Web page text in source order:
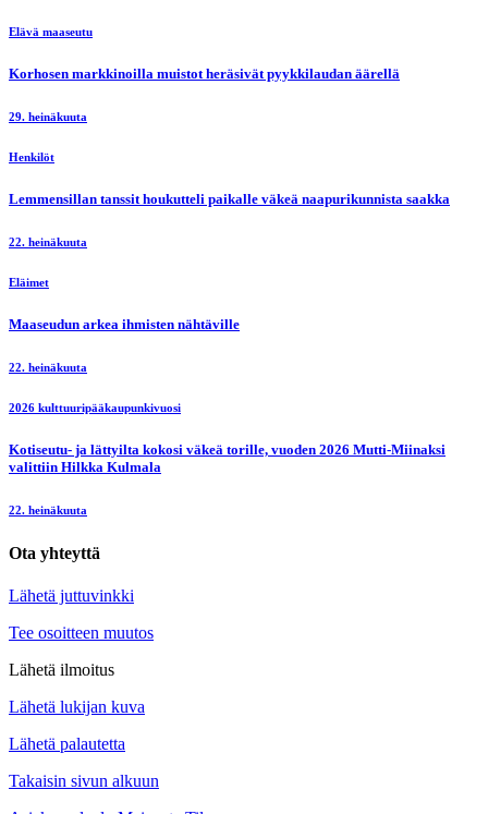
Elävä maaseutu
Korhosen markkinoilla muistot heräsivät pyykkilaudan äärellä
29. heinäkuuta
Henkilöt
Lemmensillan tanssit houkutteli paikalle väkeä naapurikunnista saakka
22. heinäkuuta
Eläimet
Maaseudun arkea ihmisten nähtäville
22. heinäkuuta
2026 kulttuuripääkaupunkivuosi
Kotiseutu- ja lättyilta kokosi väkeä torille, vuoden 2026 Mutti-Miinaksi
valittiin Hilkka Kulmala
22. heinäkuuta
Ota yhteyttä
Lähetä juttuvinkki
Tee osoitteen muutos
Lähetä ilmoitus
Lähetä lukijan kuva
Lähetä palautetta
Takaisin sivun alkuun